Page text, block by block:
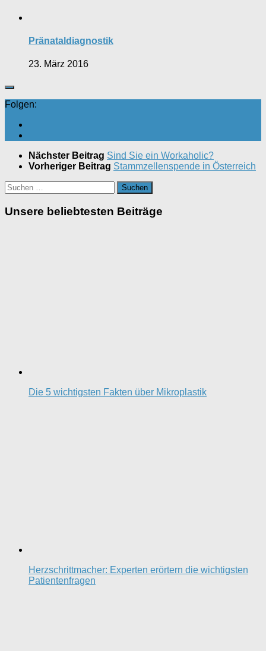
Pränataldiagnostik
23. März 2016
Folgen:
Nächster Beitrag Sind Sie ein Workaholic?
Vorheriger Beitrag Stammzellenspende in Österreich
Suchen
nach:
Unsere beliebtesten Beiträge
Die 5 wichtigsten Fakten über Mikroplastik
Herzschrittmacher: Experten erörtern die wichtigsten
Patientenfragen